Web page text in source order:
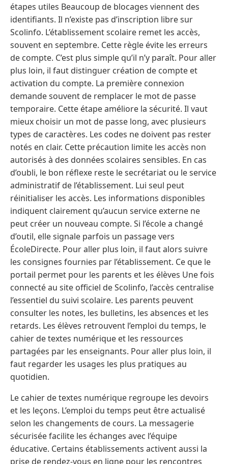
étapes utiles Beaucoup de blocages viennent des
identifiants. Il n’existe pas d’inscription libre sur
Scolinfo. L’établissement scolaire remet les accès,
souvent en septembre. Cette règle évite les erreurs
de compte. C’est plus simple qu’il n’y paraît. Pour aller
plus loin, il faut distinguer création de compte et
activation du compte. La première connexion
demande souvent de remplacer le mot de passe
temporaire. Cette étape améliore la sécurité. Il vaut
mieux choisir un mot de passe long, avec plusieurs
types de caractères. Les codes ne doivent pas rester
notés en clair. Cette précaution limite les accès non
autorisés à des données scolaires sensibles. En cas
d’oubli, le bon réflexe reste le secrétariat ou le service
administratif de l’établissement. Lui seul peut
réinitialiser les accès. Les informations disponibles
indiquent clairement qu’aucun service externe ne
peut créer un nouveau compte. Si l’école a changé
d’outil, elle signale parfois un passage vers
ÉcoleDirecte. Pour aller plus loin, il faut alors suivre
les consignes fournies par l’établissement. Ce que le
portail permet pour les parents et les élèves Une fois
connecté au site officiel de Scolinfo, l’accès centralise
l’essentiel du suivi scolaire. Les parents peuvent
consulter les notes, les bulletins, les absences et les
retards. Les élèves retrouvent l’emploi du temps, le
cahier de textes numérique et les ressources
partagées par les enseignants. Pour aller plus loin, il
faut regarder les usages les plus pratiques au
quotidien.
Le cahier de textes numérique regroupe les devoirs
et les leçons. L’emploi du temps peut être actualisé
selon les changements de cours. La messagerie
sécurisée facilite les échanges avec l’équipe
éducative. Certains établissements activent aussi la
prise de rendez-vous en ligne pour les rencontres